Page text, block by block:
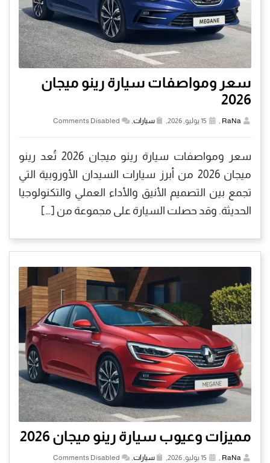
سعر ومواصفات سيارة رينو ميجان
2026
RaNa
, سيارات,
Comments Disabled
سعر ومواصفات سيارة رينو ميجان 2026 تُعد رينو
ميجان 2026 من أبرز سيارات السيدان الأوروبية التي
تجمع بين التصميم الأنيق والأداء العملي والتكنولوجيا
الحديثة. وقد حصلت السيارة على مجموعة من […]
مميزات وعيوب سيارة رينو ميجان 2026
RaNa
, سيارات,
Comments Disabled